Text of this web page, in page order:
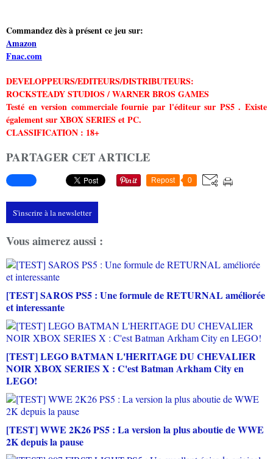
Commandez dès à présent ce jeu sur:
Amazon
Fnac.com
DEVELOPPEURS/EDITEURS/DISTRIBUTEURS:
ROCKSTEADY STUDIOS / WARNER BROS GAMES
Testé en version commerciale fournie par l'éditeur sur PS5 . Existe
également sur XBOX SERIES et PC.
CLASSIFICATION : 18+
PARTAGER CET ARTICLE
Repost 0
S'inscrire à la newsletter
Vous aimerez aussi :
[TEST] SAROS PS5 : Une formule de RETURNAL améliorée
et interessante
[TEST] LEGO BATMAN L'HERITAGE DU CHEVALIER
NOIR XBOX SERIES X : C'est Batman Arkham City en
LEGO!
[TEST] WWE 2K26 PS5 : La version la plus aboutie de WWE
2K depuis la pause